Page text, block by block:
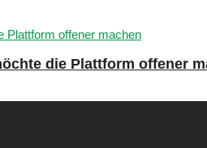
die Plattform offener